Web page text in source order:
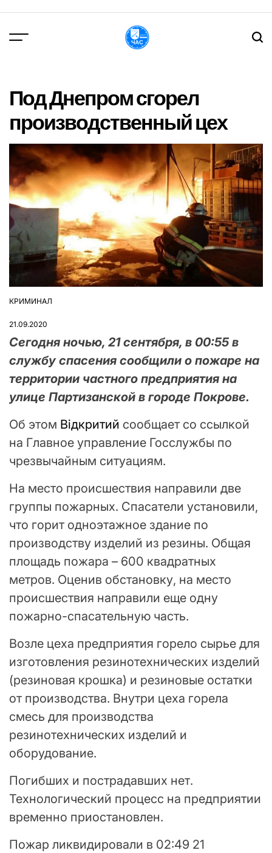
вмісту
Под Днепром сгорел
производственный цех
ОПУБЛІКУВАТИ
КРИМИНАЛ
21.09.2020
Сегодня ночью, 21 сентября, в 00:55 в
службу спасения сообщили о пожаре на
территории частного предприятия на
улице Партизанской в городе Покрове.
Об этом Відкритий сообщает со ссылкой
на Главное управление Госслужбы по
чрезвычайным ситуациям.
На место происшествия направили две
группы пожарных. Спасатели установили,
что горит одноэтажное здание по
производству изделий из резины. Общая
площадь пожара – 600 квадратных
метров. Оценив обстановку, на место
происшествия направили еще одну
пожарно-спасательную часть.
Возле цеха предприятия горело сырье для
изготовления резинотехнических изделий
(резиновая крошка) и резиновые остатки
от производства. Внутри цеха горела
смесь для производства
резинотехнических изделий и
оборудование.
Погибших и пострадавших нет.
Технологический процесс на предприятии
временно приостановлен.
Пожар ликвидировали в 02:49 21